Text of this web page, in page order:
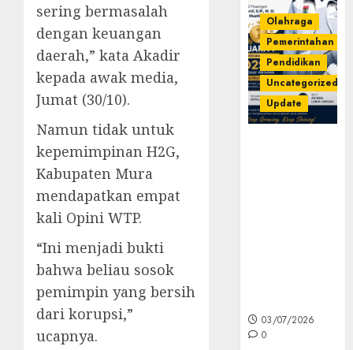
sering bermasalah
dengan keuangan
daerah,” kata Akadir
kepada awak media,
Jumat (30/10).
Namun tidak untuk
kepemimpinan H2G,
Kabupaten Mura
mendapatkan empat
kali Opini WTP.
“Ini menjadi bukti
bahwa beliau sosok
pemimpin yang bersih
dari korupsi,”
ucapnya.
Olahraga
Pemerintahan
Pendidikan
Uncategorized
Update
03/07/2026
0